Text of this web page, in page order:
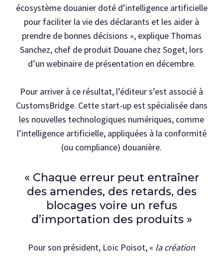
écosystème douanier doté d’intelligence artificielle
pour faciliter la vie des déclarants et les aider à
prendre de bonnes décisions », explique Thomas
Sanchez, chef de produit Douane chez Soget, lors
d’un webinaire de présentation en décembre.
Pour arriver à ce résultat, l’éditeur s’est associé à
CustomsBridge. Cette start-up est spécialisée dans
les nouvelles technologiques numériques, comme
l’intelligence artificielle, appliquées à la conformité
(ou compliance) douanière.
« Chaque erreur peut entraîner
des amendes, des retards, des
blocages voire un refus
d’importation des produits »
Pour son président, Loïc Poisot, « la création